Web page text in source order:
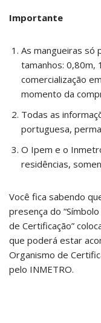
Importante
As mangueiras só
tamanhos: 0,80m,
comercialização
momento da
Todas as
portuguesa,
O Ipem e o
residências,
Você fica sabendo
presença do
de Certificação”
que poderá estar
Organismo de
pelo INMETRO.